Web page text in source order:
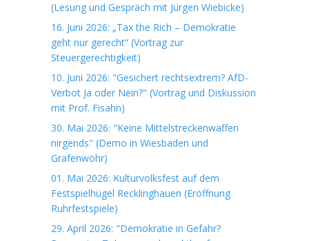
(Lesung und Gespräch mit Jürgen Wiebicke)
16. Juni 2026: „Tax the Rich – Demokratie
geht nur gerecht“ (Vortrag zur
Steuergerechtigkeit)
10. Juni 2026: "Gesichert rechtsextrem? AfD-
Verbot Ja oder Nein?" (Vortrag und Diskussion
mit Prof. Fisahn)
30. Mai 2026: "Keine Mittelstreckenwaffen
nirgends" (Demo in Wiesbaden und
Grafenwöhr)
01. Mai 2026: Kulturvolksfest auf dem
Festspielhügel Recklinghauen (Eröffnung
Ruhrfestspiele)
29. April 2026: "Demokratie in Gefahr?